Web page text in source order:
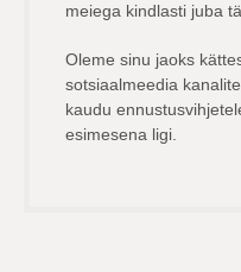
meiega kindlasti juba
Oleme sinu jaoks
sotsiaalmeedia
kaudu
esimesena ligi.